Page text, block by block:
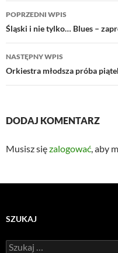
Nawigacja
wpisu
POPRZEDNI WPIS
Śląski i nie tylko… Blues –
NASTĘPNY WPIS
Orkiestra młodsza próba
DODAJ KOMENTARZ
Musisz sięzalogować, aby
SZUKAJ
Szukaj: